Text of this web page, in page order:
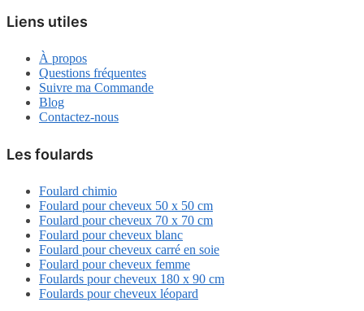
Liens utiles
À propos
Questions fréquentes
Suivre ma Commande
Blog
Contactez-nous
Les foulards
Foulard chimio
Foulard pour cheveux 50 x 50 cm
Foulard pour cheveux 70 x 70 cm
Foulard pour cheveux blanc
Foulard pour cheveux carré en soie
Foulard pour cheveux femme
Foulards pour cheveux 180 x 90 cm
Foulards pour cheveux léopard